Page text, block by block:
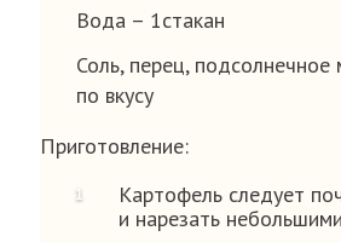
Вода – 1стакан
Соль, перец, подсолнечное
по вкусу
Приготовление:
Картофель следует
и нарезать